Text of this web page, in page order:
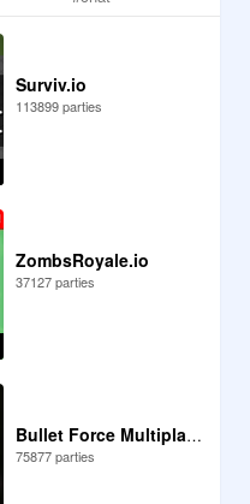
Surviv.io
113899 parties
ZombsRoyale.io
37127 parties
Bullet Force Multiplayer
75877 parties